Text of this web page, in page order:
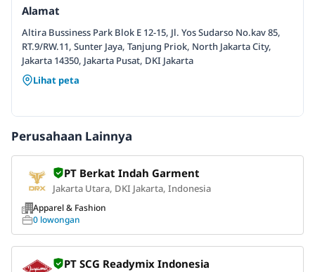
Alamat
Altira Bussiness Park Blok E 12-15, Jl. Yos Sudarso No.kav 85,
RT.9/RW.11, Sunter Jaya, Tanjung Priok, North Jakarta City,
Jakarta 14350, Jakarta Pusat, DKI Jakarta
Lihat peta
Perusahaan Lainnya
PT Berkat Indah Garment
Jakarta Utara, DKI Jakarta, Indonesia
Apparel & Fashion
0 lowongan
PT SCG Readymix Indonesia